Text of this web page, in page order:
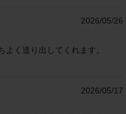
2026/05/26
く送り出してくれます。
2026/05/17